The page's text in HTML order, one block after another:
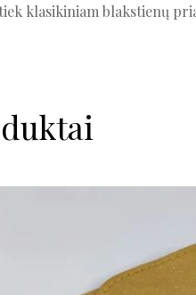
klasikiniam blakstienų